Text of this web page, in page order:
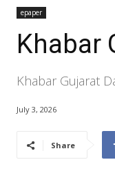
epaper
Khabar
Khabar Gujarat
July 3, 2026
Share